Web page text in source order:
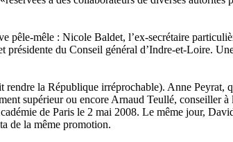
pêle-mêle : Nicole Baldet, l’ex-secrétaire
du Conseil général d’Indre-et-Loire.
la République irréprochable). Anne Peyrat,
supérieur ou encore Arnaud Teullé, conseiller
de Paris le 2 mai 2008. Le même jour,
de la même promotion.